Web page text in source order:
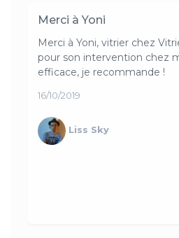
Merci à Yoni
Merci à Yoni, vitrier chez
pour son intervention chez
efficace, je recommande !
16/10/2019
Liss Sky